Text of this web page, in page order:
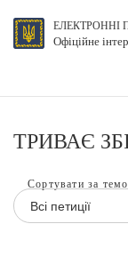
ЕЛЕКТРОННІ
Офіційне
ТРИВАЄ
Сортувати за
Всі петиції